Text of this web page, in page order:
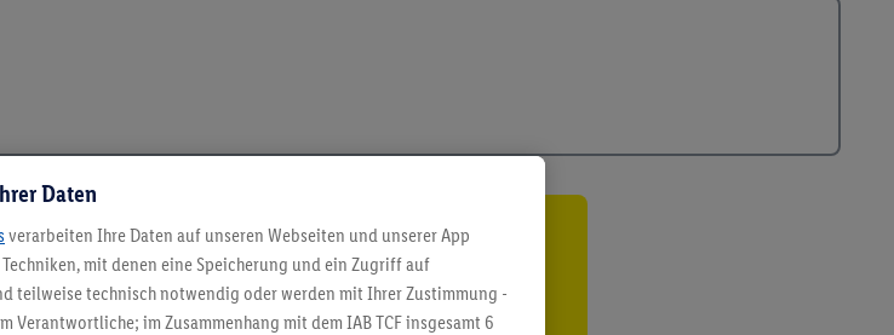
5.95 € Versand sparen³²ᵃ
Jetzt zum Newsletter anmelden
Daten
verarbeiten Ihre Daten auf unseren Webseiten und unserer App
mit denen eine Speicherung und ein Zugriff auf
teilweise technisch notwendig oder werden mit Ihrer Zustimmung -
Verantwortliche; im Zusammenhang mit dem IAB TCF insgesamt 6